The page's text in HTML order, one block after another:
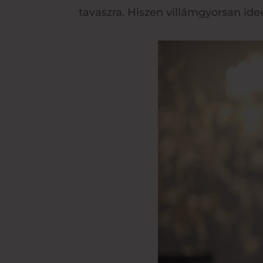
tavaszra. Hiszen villámgyorsan